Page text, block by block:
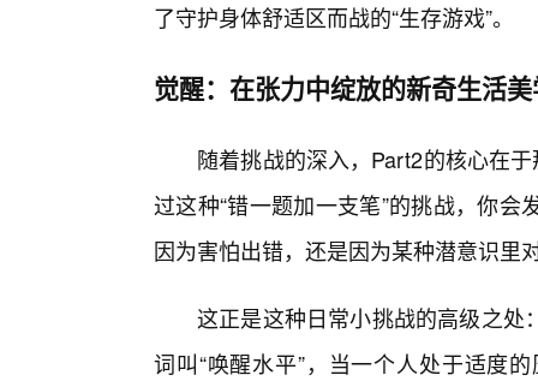
了守护身体舒适区而战的“生存游戏”。
觉醒：在张力中绽放的新奇生活
随着挑战的深入，Part2的核心在
过这种“错一题加一支笔”的挑战，你
因为害怕出错，还是因为某种潜意识里
这正是这种日常小挑战的高级之处
词叫“唤醒水平”，当一个人处于适度